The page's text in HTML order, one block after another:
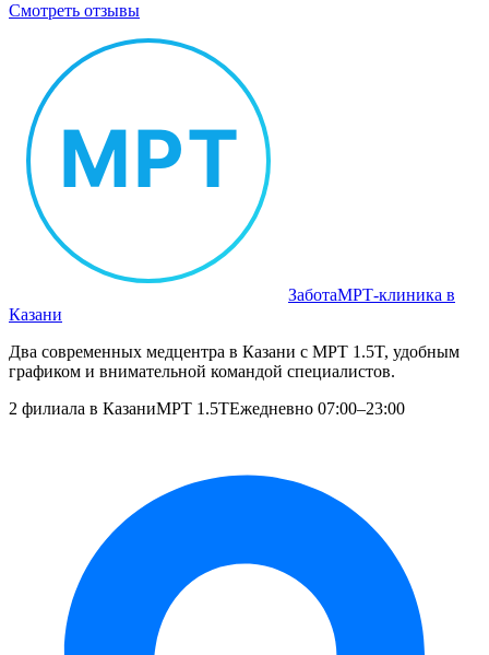
Смотреть отзывы
ЗаботаМРТ‑клиника в
Казани
Два современных медцентра в Казани с МРТ 1.5T, удобным
графиком и внимательной командой специалистов.
2 филиала в КазаниМРТ 1.5TЕжедневно 07:00–23:00